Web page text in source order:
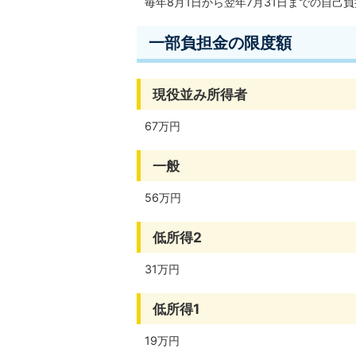
一部負担金の限度額
現役並み所得者
67万円
一般
56万円
低所得2
31万円
低所得1
19万円